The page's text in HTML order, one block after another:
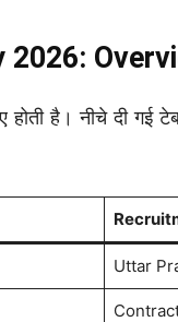
होती है। नीचे
Uttar